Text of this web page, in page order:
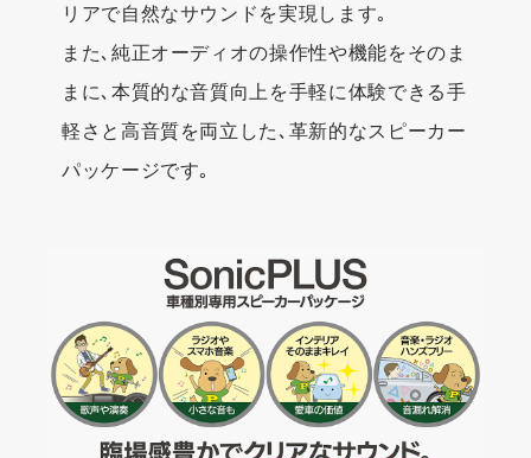
リアで自然なサウンドを実現します｡
また､純正オーディオの操作性や機能をそのま
まに､本質的な音質向上を手軽に体験できる手
軽さと高音質を両立した､革新的なスピーカー
パッケージです｡